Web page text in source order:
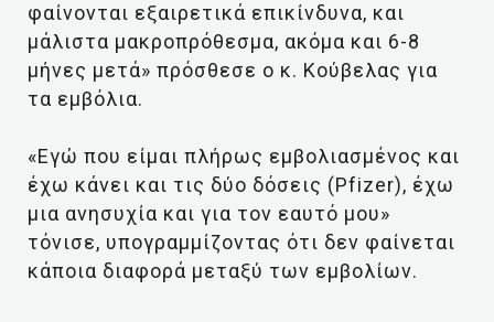
φαίνονται εξαιρετικά επικίνδυνα, και
μάλιστα μακροπρόθεσμα, ακόμα και 6-8
μήνες μετά» πρόσθεσε ο κ. Κούβελας για
τα εμβόλια.
«Εγώ που είμαι πλήρως εμβολιασμένος και
έχω κάνει και τις δύο δόσεις (Pfizer), έχω
μια ανησυχία και για τον εαυτό μου»
τόνισε, υπογραμμίζοντας ότι δεν φαίνεται
κάποια διαφορά μεταξύ των εμβολίων.